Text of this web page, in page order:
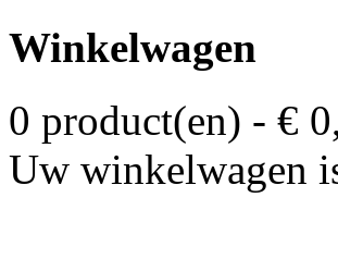
Winkelwagen
0 product(en) - €
Uw winkelwagen